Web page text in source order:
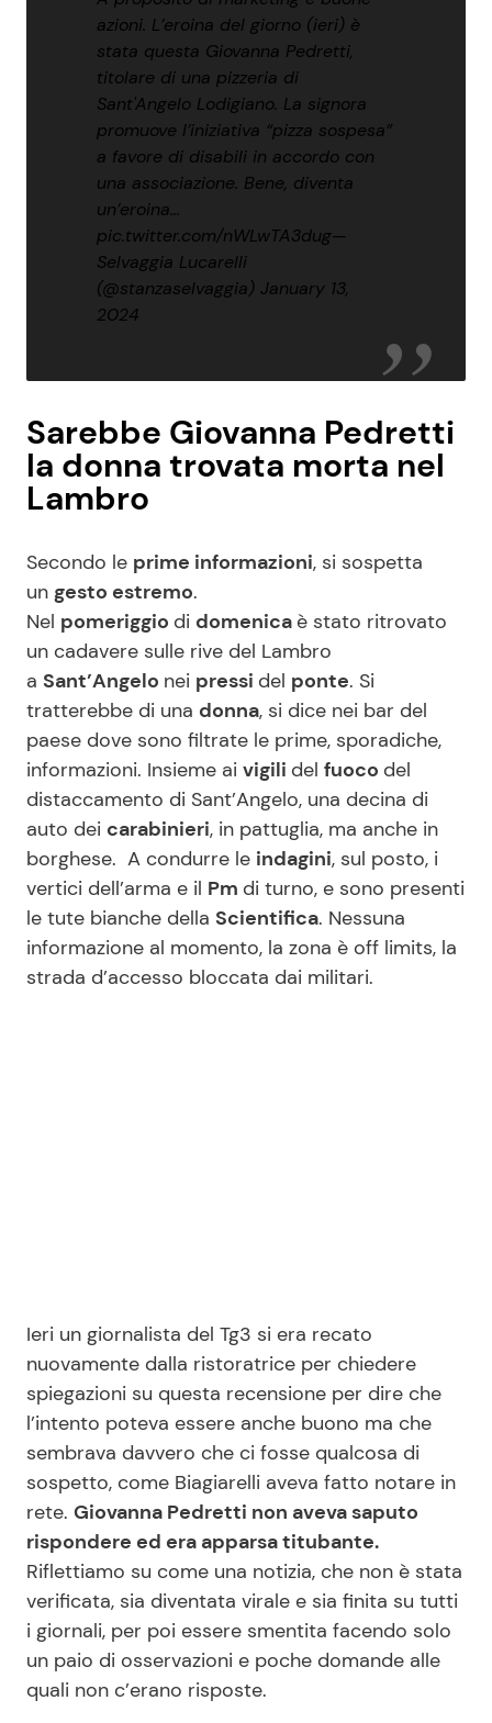
azioni. L’eroina del giorno (ieri) è
stata questa Giovanna Pedretti,
titolare di una pizzeria di
Sant'Angelo Lodigiano. La signora
promuove l’iniziativa “pizza sospesa”
a favore di disabili in accordo con
una associazione. Bene, diventa
un’eroina…
pic.twitter.com/nWLwTA3dug—
Selvaggia Lucarelli
(@stanzaselvaggia) January 13,
2024
Sarebbe Giovanna Pedretti
la donna trovata morta nel
Lambro
Secondo le prime informazioni, si sospetta
un gesto estremo.
Nel pomeriggio di domenica è stato ritrovato
un cadavere sulle rive del Lambro
a Sant’Angelo nei pressi del ponte. Si
tratterebbe di una donna, si dice nei bar del
paese dove sono filtrate le prime, sporadiche,
informazioni. Insieme ai vigili del fuoco del
distaccamento di Sant’Angelo, una decina di
auto dei carabinieri, in pattuglia, ma anche in
borghese. A condurre le indagini, sul posto, i
vertici dell’arma e il Pm di turno, e sono presenti
le tute bianche della Scientifica. Nessuna
informazione al momento, la zona è off limits, la
strada d’accesso bloccata dai militari.
Ieri un giornalista del Tg3 si era recato
nuovamente dalla ristoratrice per chiedere
spiegazioni su questa recensione per dire che
l’intento poteva essere anche buono ma che
sembrava davvero che ci fosse qualcosa di
sospetto, come Biagiarelli aveva fatto notare in
rete. Giovanna Pedretti non aveva saputo
rispondere ed era apparsa titubante.
Riflettiamo su come una notizia, che non è stata
verificata, sia diventata virale e sia finita su tutti
i giornali, per poi essere smentita facendo solo
un paio di osservazioni e poche domande alle
quali non c’erano risposte.